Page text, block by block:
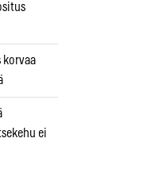
korvaa
ei